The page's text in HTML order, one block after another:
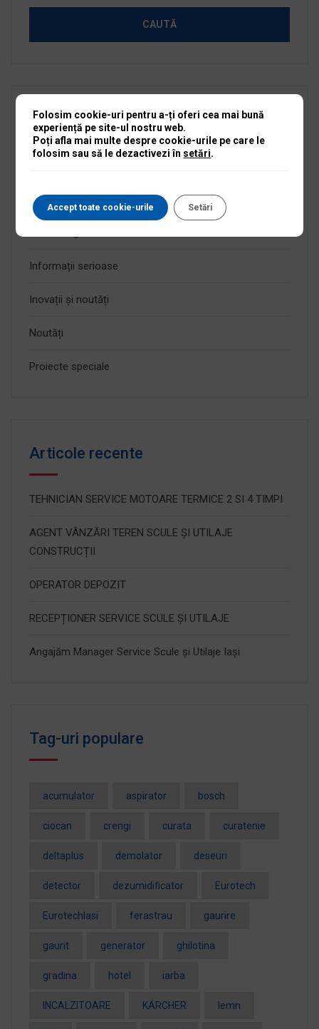
Categorii
Anunțuri expirate
Informații serioase
Inovații și noutăți
Noutăți
Proiecte speciale
Articole recente
TEHNICIAN SERVICE MOTOARE TERMICE 2 SI 4 TIMPI
AGENT VÂNZĂRI TEREN SCULE ȘI UTILAJE
CONSTRUCȚII
OPERATOR DEPOZIT
RECEPȚIONER SERVICE SCULE ȘI UTILAJE
Angajăm Manager Service Scule și Utilaje Iași
Tag-uri populare
acumulator aspirator bosch
ciocan crengi curata curatenie
deltaplus demolator deseuri
detector dezumidificator Eurotech
EurotechIasi ferastrau gaurire
gaurit generator ghilotina
gradina hotel iarba
INCALZITOARE KÄRCHER lemn
Folosim cookie-uri pentru a-ți oferi cea mai bună
experiență pe site-ul nostru web.
Poți afla mai multe despre cookie-urile pe care le
folosim sau să le dezactivezi în setări.
Accept toate cookie-urile Setări